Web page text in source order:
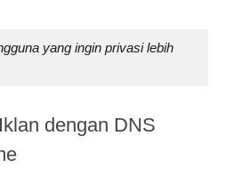
yang ingin privasi lebih
dengan DNS